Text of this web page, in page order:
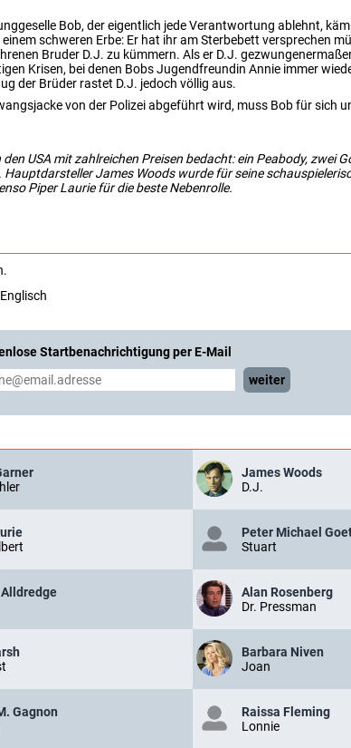
Bob, der eigentlich jede Verantwortung ablehnt,
schweren Erbe: Er hat ihr am Sterbebett versprechen
Bruder D.J. zu kümmern. Als er D.J.
Krisen, bei denen Bobs Jugendfreundin Annie immer
der Brüder rastet D.J. jedoch völlig aus.
von der Polizei abgeführt wird, muss Bob für sich
USA mit zahlreichen Preisen bedacht: ein Peabody, zwei
Hauptdarsteller James Woods wurde für seine
Piper Laurie für die beste Nebenrolle.
Englisch
Startbenachrichtigung per E-Mail
weiter
James Woods
D.J.
Peter Michael
Stuart
Alan Rosenberg
Dr. Pressman
Barbara Niven
Joan
Gagnon
Raissa Fleming
Lonnie